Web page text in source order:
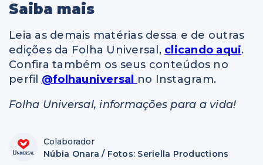
Saiba mais
Leia as demais matérias dessa e de outras
edições da Folha Universal, clicando aqui.
Confira também os seus conteúdos no
perfil @folhauniversal
no Instagram.
Folha Universal, informações para a vida!
Colaborador
Núbia Onara / Fotos: Seriella Productions